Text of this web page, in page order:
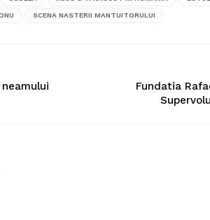
SCENA NASTERII MANTUITORULUI
Fundatia